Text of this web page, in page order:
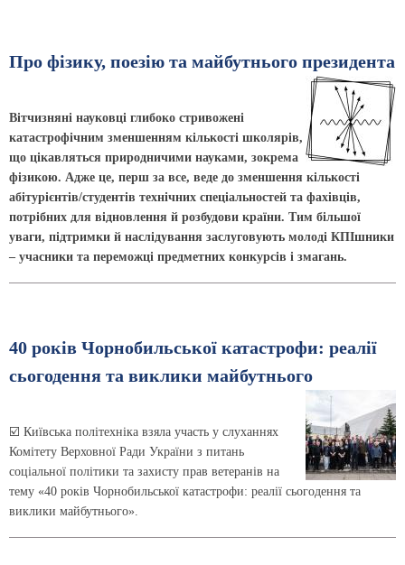
Про фізику, поезію та майбутнього президента
Вітчизняні науковці глибоко стривожені
катастрофіч­ним зменшенням кількості школярів,
що цікавляться природничими науками, зокрема
фізикою. Адже це, перш за все, веде до зменшення кількості
абітурієнтів/студентів технічних спеціальностей та фахівців,
потрібних для від­новлення й розбудови країни. Тим більшої
уваги, підтримки й наслідування заслуговують молоді КПІшники
– учасники та переможці предметних конкурсів і змагань.
40 років Чорнобильської катастрофи: реалії
сьогодення та виклики майбутнього
☑️ Київська політехніка взяла участь у слуханнях
Комітету Верховної Ради України з питань
соціальної політики та захисту прав ветеранів на
тему «40 років Чорнобильської катастрофи: реалії сьогодення та
виклики майбутнього».